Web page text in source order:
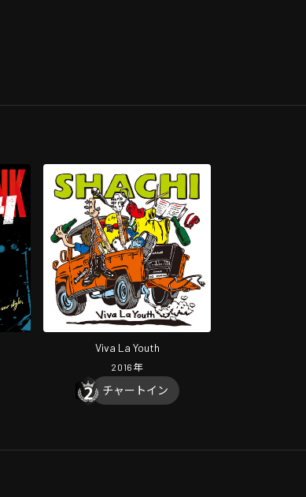
Viva La Youth
2016 年
チャートイン